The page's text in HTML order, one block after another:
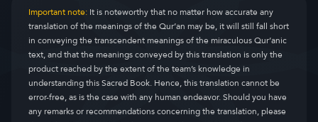
Important note:It is noteworthy that no matter how accurate any
translation of the meanings of the Qur’an may be, it will still fall short
in conveying the transcendent meanings of the miraculous Qur’anic
text, and that the meanings conveyed by this translation is only the
product reached by the extent of the team’s knowledge in
understanding this Sacred Book. Hence, this translation cannot be
error-free, as is the case with any human endeavor. Should you have
any remarks or recommendations concerning the translation, please